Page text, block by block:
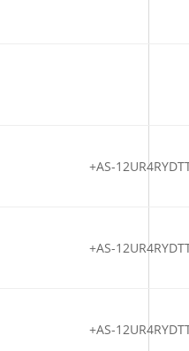
+AS-
+AS-
+AS-